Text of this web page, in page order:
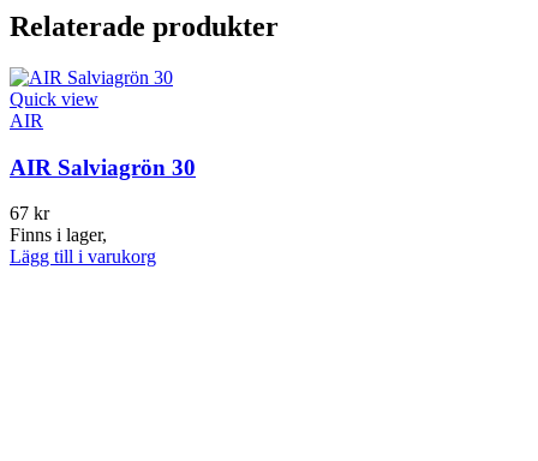
Relaterade produkter
Quick view
AIR
AIR Salviagrön 30
67 kr
Finns i lager,
Lägg till i varukorg